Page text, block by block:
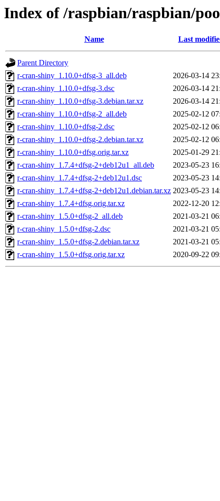
Index of /raspbian/raspbian/
Name Last
Parent Directory
r-cran-shiny_1.10.0+dfsg-3_all.deb
2026-03-14
r-cran-shiny_1.10.0+dfsg-3.dsc
2026-03-14
r-cran-shiny_1.10.0+dfsg-3.debian.tar.xz
2026-03-14
r-cran-shiny_1.10.0+dfsg-2_all.deb
2025-02-12
r-cran-shiny_1.10.0+dfsg-2.dsc
2025-02-12
r-cran-shiny_1.10.0+dfsg-2.debian.tar.xz
2025-02-12
r-cran-shiny_1.10.0+dfsg.orig.tar.xz
2025-01-29
r-cran-shiny_1.7.4+dfsg-2+deb12u1_all.deb
2023-05-23
r-cran-shiny_1.7.4+dfsg-2+deb12u1.dsc
2023-05-23
r-cran-shiny_1.7.4+dfsg-2+deb12u1.debian.tar.xz 2023-05-23
r-cran-shiny_1.7.4+dfsg.orig.tar.xz
2022-12-20
r-cran-shiny_1.5.0+dfsg-2_all.deb
2021-03-21
r-cran-shiny_1.5.0+dfsg-2.dsc
2021-03-21
r-cran-shiny_1.5.0+dfsg-2.debian.tar.xz
2021-03-21
r-cran-shiny_1.5.0+dfsg.orig.tar.xz
2020-09-22